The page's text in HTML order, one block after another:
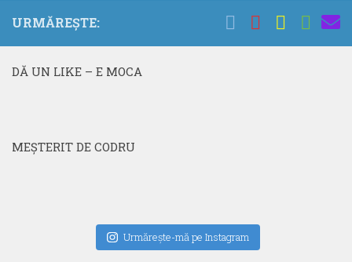
URMĂREȘTE:
DĂ UN LIKE – E MOCA
MEŞTERIT DE CODRU
Urmăreşte-mă pe Instagram